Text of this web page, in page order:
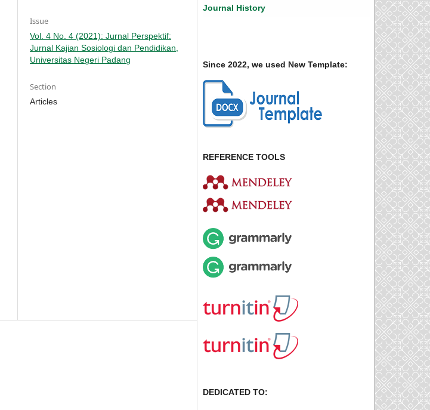
Issue
Vol. 4 No. 4 (2021): Jurnal Perspektif:
Jurnal Kajian Sosiologi dan Pendidikan,
Universitas Negeri Padang
Section
Articles
Journal History
Since 2022, we used New Template:
REFERENCE TOOLS
DEDICATED TO: